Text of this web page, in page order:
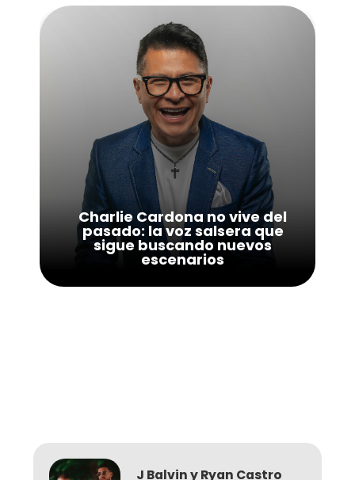
Charlie Cardona no vive del
pasado: la voz salsera que
sigue buscando nuevos
escenarios
J Balvin y Ryan Castro